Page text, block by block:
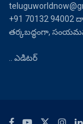
+91 70132
తర్కబద్ధంగా,
.. ఎడిటర్